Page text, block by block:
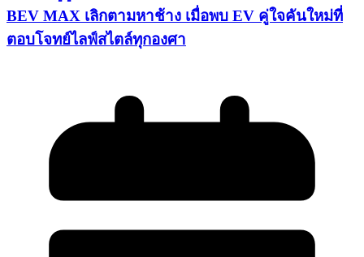
BEV MAX เลิกตามหาช้าง เมื่อพบ EV คู่ใจคันใหม่ที่
ตอบโจทย์ไลฟ์สไตล์ทุกองศา